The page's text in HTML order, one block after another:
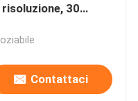
30
di MIPI,
Contattaci